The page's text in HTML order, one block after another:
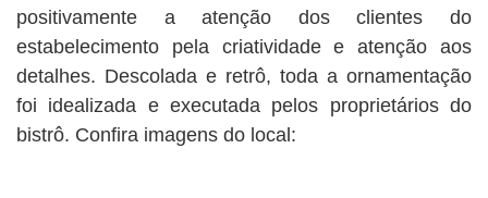
positivamente a atenção dos clientes do
estabelecimento pela criatividade e atenção aos
detalhes. Descolada e retrô, toda a ornamentação
foi idealizada e executada pelos proprietários do
bistrô. Confira imagens do local: